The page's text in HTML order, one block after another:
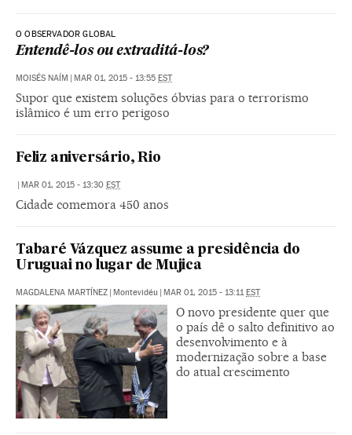
O OBSERVADOR GLOBAL
Entendê-los ou extraditá-los?
MOISÉS NAÍM | MAR 01, 2015 - 13:55 EST
Supor que existem soluções óbvias para o terrorismo
islâmico é um erro perigoso
Feliz aniversário, Rio
| MAR 01, 2015 - 13:30 EST
Cidade comemora 450 anos
Tabaré Vázquez assume a presidência do
Uruguai no lugar de Mujica
MAGDALENA MARTÍNEZ | Montevidéu | MAR 01, 2015 - 13:11EST
O novo presidente quer que
o país dê o salto definitivo ao
desenvolvimento e à
modernização sobre a base
do atual crescimento